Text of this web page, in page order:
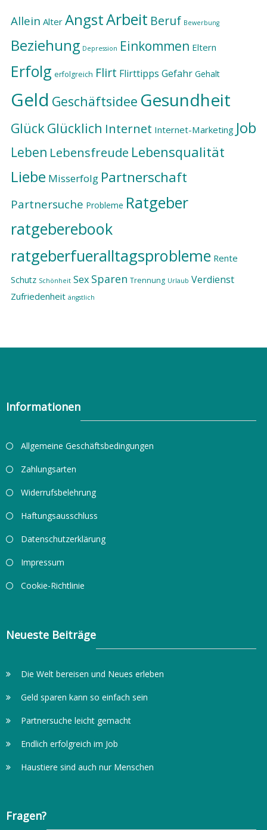
Allein Alter AngstArbeit Beruf Bewerbung
Beziehung Depression Einkommen Eltern
Erfolg erfolgreich Flirt Flirttipps Gefahr Gehalt
Geld Geschäftsidee Gesundheit
Glück Glücklich Internet Internet-Marketing Job
Leben Lebensfreude Lebensqualität
Liebe Misserfolg Partnerschaft
Partnersuche Probleme Ratgeber
ratgeberebook
ratgeberfueralltagsprobleme Rente
Schutz Schönheit Sex Sparen Trennung Urlaub Verdienst
Zufriedenheit ängstlich
Informationen
Allgemeine Geschäftsbedingungen
Zahlungsarten
Widerrufsbelehrung
Haftungsausschluss
Datenschutzerklärung
Impressum
Cookie-Richtlinie
Neueste Beiträge
Die Welt bereisen und Neues erleben
Geld sparen kann so einfach sein
Partnersuche leicht gemacht
Endlich erfolgreich im Job
Haustiere sind auch nur Menschen
Fragen?